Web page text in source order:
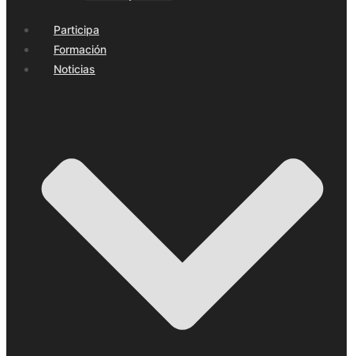
Participa
Formación
Noticias